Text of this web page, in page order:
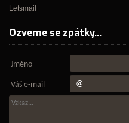
Letsmail
Ozveme se zpátky...
Jméno
Váš e-mail